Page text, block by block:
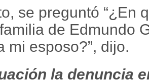
se preguntó “¿En
de Edmundo
mi esposo?”, dijo.
la denuncia